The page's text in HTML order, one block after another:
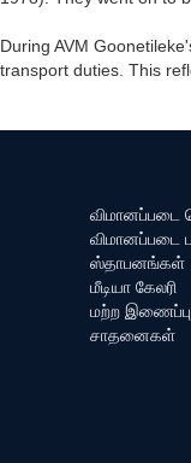
During AVM
transport duties. This
விமானப்படை
விமானப்படை
ஸ்தாபனங்கள்
மீடியா கேலரி
மற்ற
சாதனைகள்